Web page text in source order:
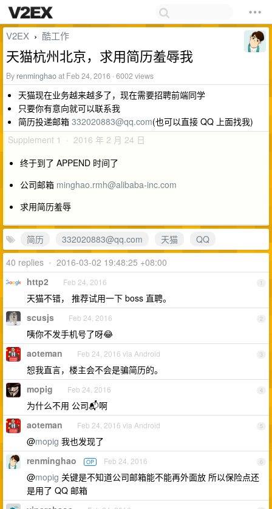
V2EX › 酷工作
天猫杭州北京，求用简历羞辱我
By renminghaoat Feb 24, 2016 · 6002 views
天猫现在业务越来越多了，现在需要招聘前端同学
只要你有意向就可以联系我
简历投递邮箱 332020883@qq.com(也可以直接 QQ 上面找我)
Supplement 1 · 2016 年 2 月 24 日
终于到了 APPEND 时间了
公司邮箱 minghao.rmh@alibaba-inc.com
求用简历羞辱
简历 332020883@qq.com 天猫
QQ
40 replies • 2016-03-02 19:48:25 +08:00
1
http2 Feb 24, 2016
天猫不错， 推荐试用一下 boss 直聘。
2
scusjs Feb 24, 2016
咦你不发手机号了呀😂
3
aoteman Feb 24, 2016 via Android
恕我直言，楼主会不会是骗简历的。
4
mopig Feb 24, 2016
为什么不用 公司📬啊
5
aoteman Feb 24, 2016 via Android
@mopig 我也发现了
6
renminghao OP Feb 24, 2016
@mopig 关键是不知道公司邮箱能不能再外面放 所以保险点还
是用了 QQ 邮箱